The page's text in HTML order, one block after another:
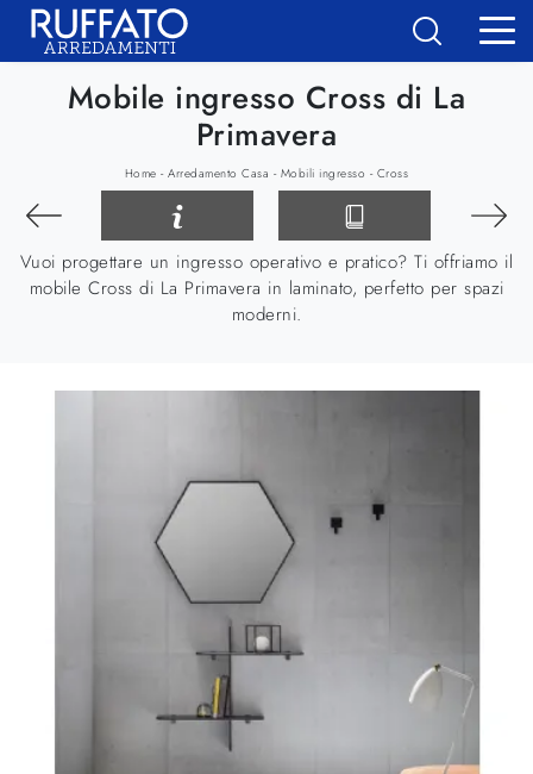
Mobile ingresso Cross di La
Primavera
Home -Arredamento Casa - Mobili ingresso - Cross
Vuoi progettare un ingresso operativo e pratico? Ti offriamo il
mobile Cross di La Primavera in laminato, perfetto per spazi
moderni.